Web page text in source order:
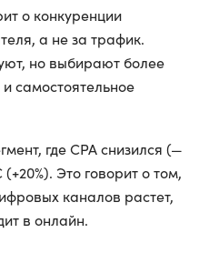
о конкуренции
а не за трафик.
но выбирают более
самостоятельное
где CPA снизился (—
(+20%). Это говорит о том,
каналов растет,
в онлайн.